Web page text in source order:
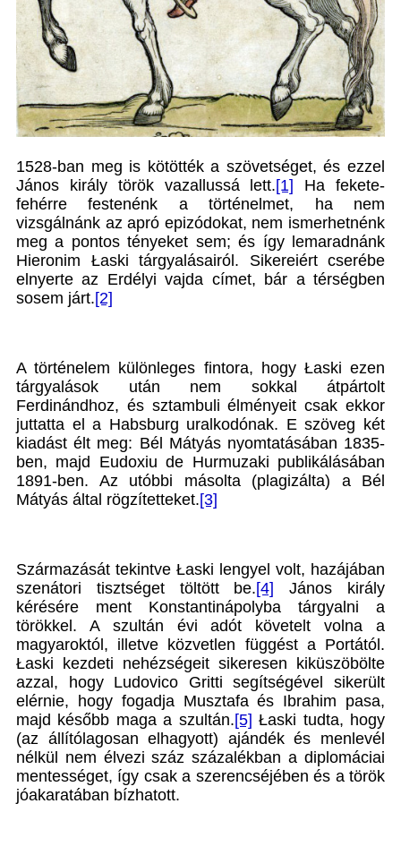
1528-ban meg is kötötték a szövetséget, és ezzel
János király török vazallussá lett.[1]
Ha fekete-
fehérre festenénk a történelmet, ha nem
vizsgálnánk az apró epizódokat, nem ismerhetnénk
meg a pontos tényeket sem; és így lemaradnánk
Hieronim Łaski tárgyalásairól. Sikereiért cserébe
elnyerte az Erdélyi vajda címet, bár a térségben
sosem járt.[2]
A történelem különleges fintora, hogy Łaski ezen
tárgyalások után nem sokkal átpártolt
Ferdinándhoz, és sztambuli élményeit csak ekkor
juttatta el a Habsburg uralkodónak. E szöveg két
kiadást élt meg: Bél Mátyás nyomtatásában 1835-
ben, majd Eudoxiu de Hurmuzaki publikálásában
1891-ben. Az utóbbi másolta (plagizálta) a Bél
Mátyás által rögzítetteket.[3]
Származását tekintve Łaski lengyel volt, hazájában
szenátori tisztséget töltött be.[4]
János király
kérésére ment Konstantinápolyba tárgyalni a
törökkel. A szultán évi adót követelt volna a
magyaroktól, illetve közvetlen függést a Portától.
Łaski kezdeti nehézségeit sikeresen kiküszöbölte
azzal, hogy Ludovico Gritti segítségével sikerült
elérnie, hogy fogadja Musztafa és Ibrahim pasa,
majd később maga a szultán.[5] Łaski tudta, hogy
(az állítólagosan elhagyott) ajándék és menlevél
nélkül nem élvezi száz százalékban a diplomáciai
mentességet, így csak a szerencséjében és a török
jóakaratában bízhatott.